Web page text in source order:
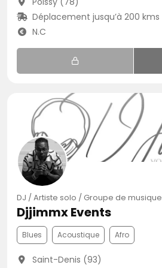
Déplacement jusqu’à 200 kms
N.C
DJ / Artiste solo / Groupe de musique
Djjimmx Events
Blues Acoustique Afro
Saint-Denis (93)